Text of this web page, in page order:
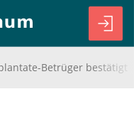
Betrüger bestätigt